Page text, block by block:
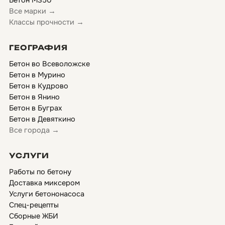
Все марки →
Классы прочности →
ГЕОГРАФИЯ
Бетон во Всеволожске
Бетон в Мурино
Бетон в Кудрово
Бетон в Янино
Бетон в Буграх
Бетон в Девяткино
Все города →
УСЛУГИ
Работы по бетону
Доставка миксером
Услуги бетононасоса
Спец-рецепты
Сборные ЖБИ